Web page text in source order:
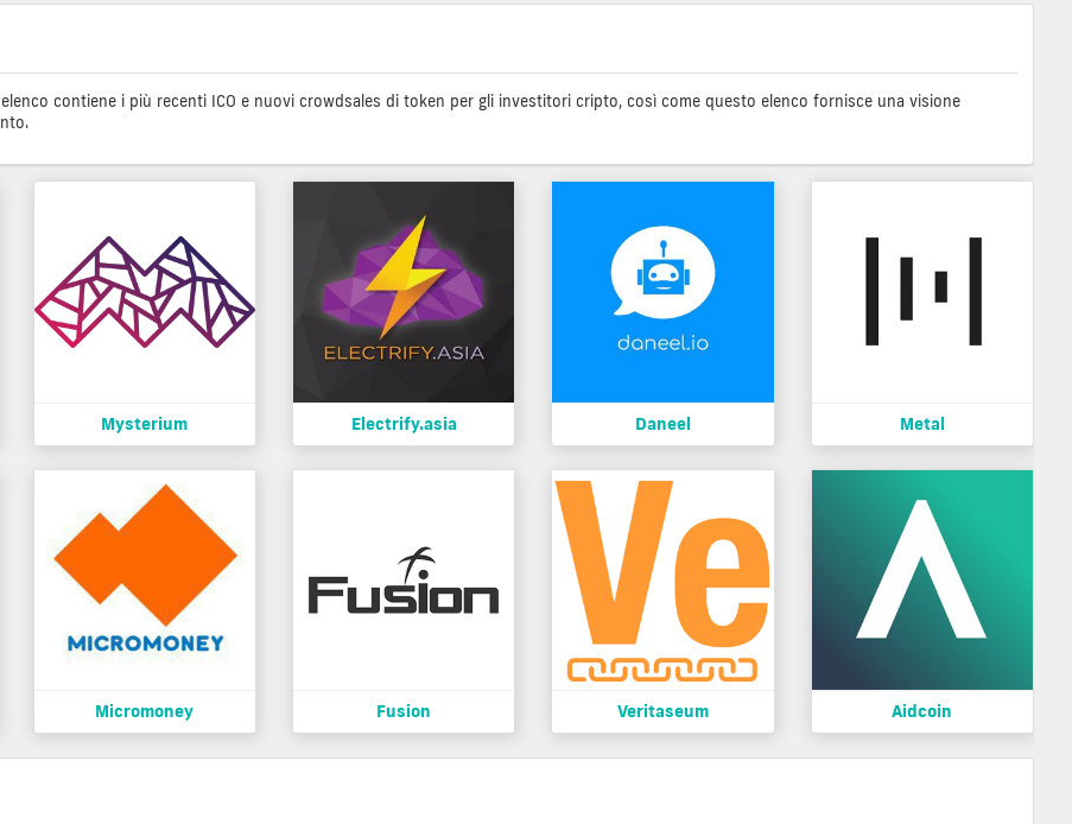
contiene i più recenti ICO e nuovi crowdsales di token per gli investitori cripto, così come questo elenco fornisce una visione
Mysterium Electrify.asia Daneel Metal
Micromoney Fusion Veritaseum Aidcoin